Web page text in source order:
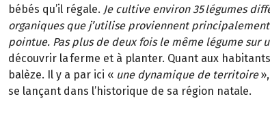
bébés qu’il régale. Je cultive environ 35 légumes
organiques que j’utilise proviennent
pointue. Pas plus de deux fois le même légume sur
découvrir la ferme et à planter. Quant aux
balèze. Il y a par ici « une dynamique de territoire »
se lançant dans l’historique de sa région natale.